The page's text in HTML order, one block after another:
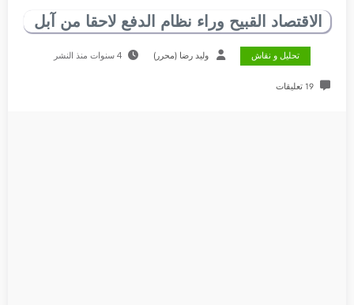
الاقتصاد القبيح وراء نظام الدفع لاحقا من آبل
تحليل و نقاش وليد رضا (محرر) 4 سنوات منذ النشر
19 تعليقات